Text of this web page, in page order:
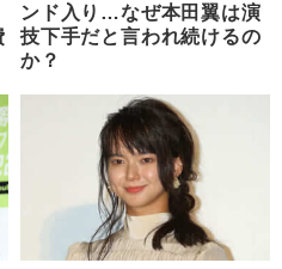
ンド入り…なぜ本田翼は演
技下手だと言われ続けるの
か？